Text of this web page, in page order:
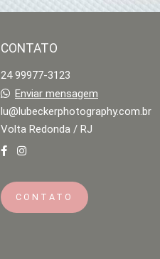
CONTATO
24 99977-3123
Enviar mensagem
lu@lubeckerphotography.com.br
Volta Redonda / RJ
CONTATO